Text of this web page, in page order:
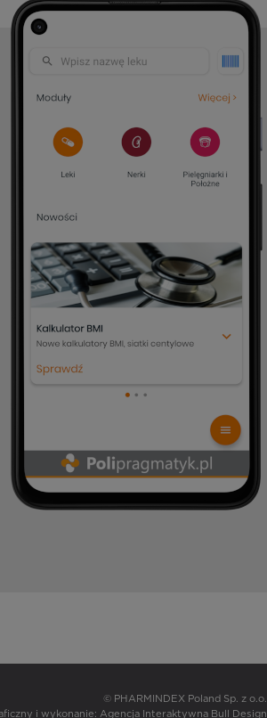
© PHARMINDEX Poland Sp. z o.o.
i wykonanie: Agencja Interaktywna Bull Design